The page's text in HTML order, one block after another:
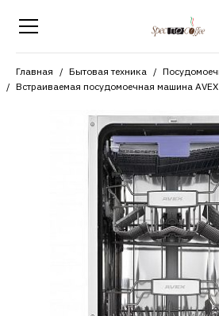
Главная Бытовая техника
Встраиваемая посудомоечная машина